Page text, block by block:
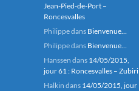
Jean-Pied-de-Port –
Roncesvalles
Philippedans Bienvenue…
Philippedans Bienvenue…
Hanssen dans 14/05/2015,
jour 61 : Roncesvalles – Zubiri
Halkin dans 14/05/2015, jour